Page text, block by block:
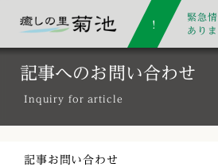
緊急
あり
記事へのお問い合わせ
Inquiry for article
記事お問い合わせ